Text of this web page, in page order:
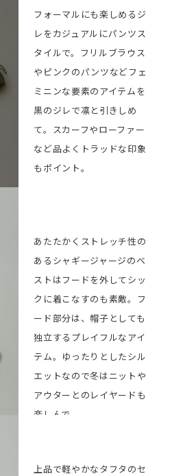
Blouse ¥33,000 BUY
(manipuri×L’EQUIPE)
¥19,800
2way Bag ¥42,900 BUY
Shoes ¥39,600 BUY
フォーマルにも楽しめるジ
レをカジュアルにパンツス
タイルで。フリルブラウス
やピンクのパンツなどフェ
ミニンな要素のアイテムを
黒のジレで凛と引きしめ
て。スカーフやローファー
など品よくトラッドな印象
もポイント。
(manipuri×L’EQUIPE)
¥19,800
Bag ¥39,600 BUY
Shoes
ROMA,9×L’EQUIPE)
¥35,200
BUY
あたたかくストレッチ性の
あるシャギージャージのベ
ストはフードを外してシッ
クに着こなすのも素敵。フ
ード部分は、帽子としても
独立するプレイフルなアイ
テム。ゆったりとしたシル
エットなので冬はニットや
アウターとのレイヤードも
楽しんで。
¥68,200
上品で軽やかなタフタのセ